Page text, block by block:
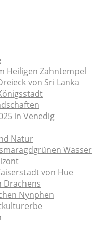
Heiligen Zahntempel
von Sri Lanka
in Venedig
Natur
Wasser
von Hue
Drachens
Nynphen